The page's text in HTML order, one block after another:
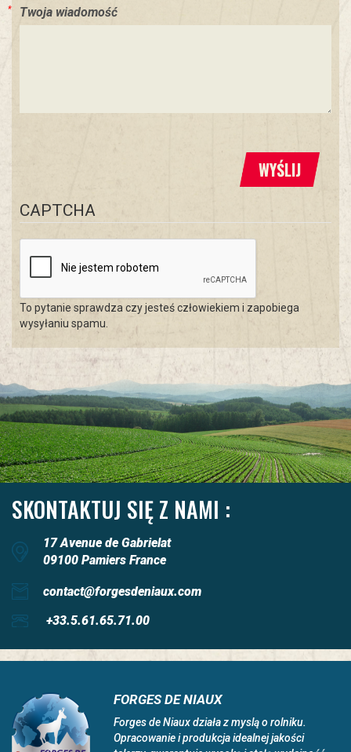
Twoja wiadomość
WYŚLIJ
CAPTCHA
To pytanie sprawdza czy jesteś człowiekiem i zapobiega
wysyłaniu spamu.
SKONTAKTUJ SIĘ Z NAMI :
17 Avenue de Gabrielat
09100 Pamiers France
contact@forgesdeniaux.com
+33.5.61.65.71.00
FORGES DE NIAUX
Forges de Niaux działa z myslą o rolniku.
Opracowanie i produkcja idealnej jakości